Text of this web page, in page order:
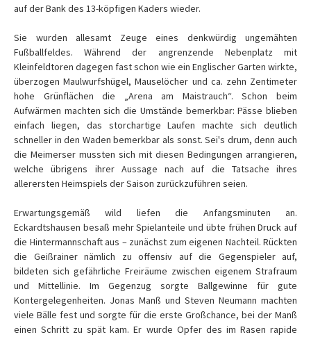
auf der Bank des 13-köpfigen Kaders wieder.
Sie wurden allesamt Zeuge eines denkwürdig ungemähten
Fußballfeldes. Während der angrenzende Nebenplatz mit
Kleinfeldtoren dagegen fast schon wie ein Englischer Garten wirkte,
überzogen Maulwurfshügel, Mauselöcher und ca. zehn Zentimeter
hohe Grünflächen die „Arena am Maistrauch“. Schon beim
Aufwärmen machten sich die Umstände bemerkbar: Pässe blieben
einfach liegen, das storchartige Laufen machte sich deutlich
schneller in den Waden bemerkbar als sonst. Sei's drum, denn auch
die Meimerser mussten sich mit diesen Bedingungen arrangieren,
welche übrigens ihrer Aussage nach auf die Tatsache ihres
allerersten Heimspiels der Saison zurückzuführen seien.
Erwartungsgemäß wild liefen die Anfangsminuten an.
Eckardtshausen besaß mehr Spielanteile und übte frühen Druck auf
die Hintermannschaft aus – zunächst zum eigenen Nachteil. Rückten
die Geißrainer nämlich zu offensiv auf die Gegenspieler auf,
bildeten sich gefährliche Freiräume zwischen eigenem Strafraum
und Mittellinie. Im Gegenzug sorgte Ballgewinne für gute
Kontergelegenheiten. Jonas Manß und Steven Neumann machten
viele Bälle fest und sorgte für die erste Großchance, bei der Manß
einen Schritt zu spät kam. Er wurde Opfer des im Rasen rapide